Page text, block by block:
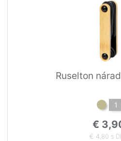
Ruselton
1
€
€ 4,80 s